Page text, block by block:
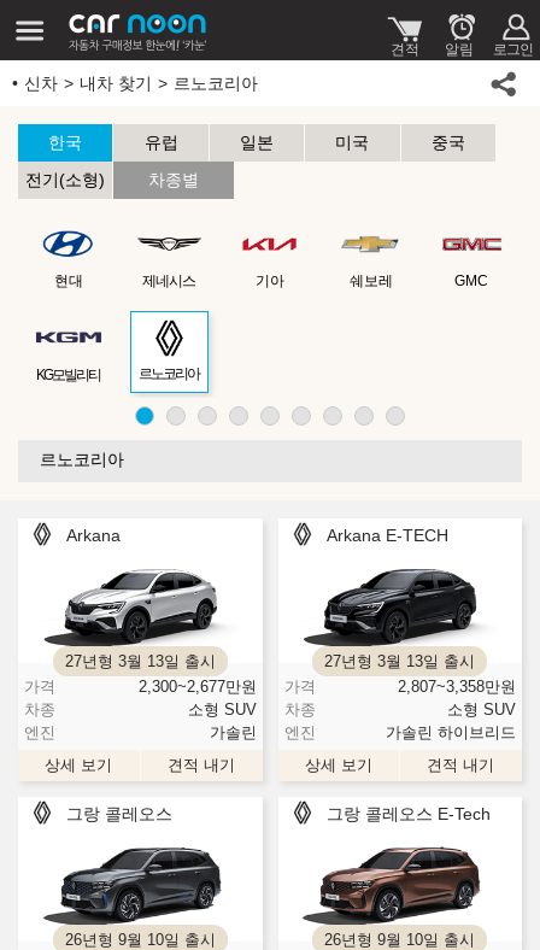
신차 내차 찾기 르노코리아
한국 유럽 일본 미국
중국
전기(소형)
차종별
현대 제네시스 기아 쉐보레 GMC
KG모빌리티 르노코리아
르노코리아
Arkana
27년형 3월 13일 출시
가격
2,300~2,677만원
차종
소형 SUV
엔진
가솔린
상세 보기
견적 내기
Arkana E-TECH
27년형 3월 13일 출시
가격
2,807~3,358만원
차종
소형 SUV
엔진
가솔린 하이브리드
상세 보기
견적 내기
그랑 콜레오스
26년형 9월 10일 출시
그랑 콜레오스 E-Tech
26년형 9월 10일 출시